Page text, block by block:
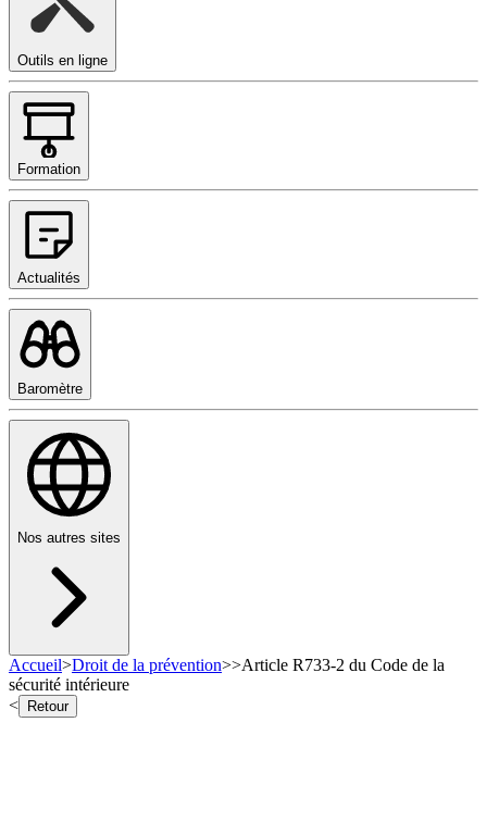
Outils en ligne
Formation
Actualités
Baromètre
Nos autres sites
Accueil>Droit de la prévention>>Article R733-2 du Code de la
sécurité intérieure
<
Retour